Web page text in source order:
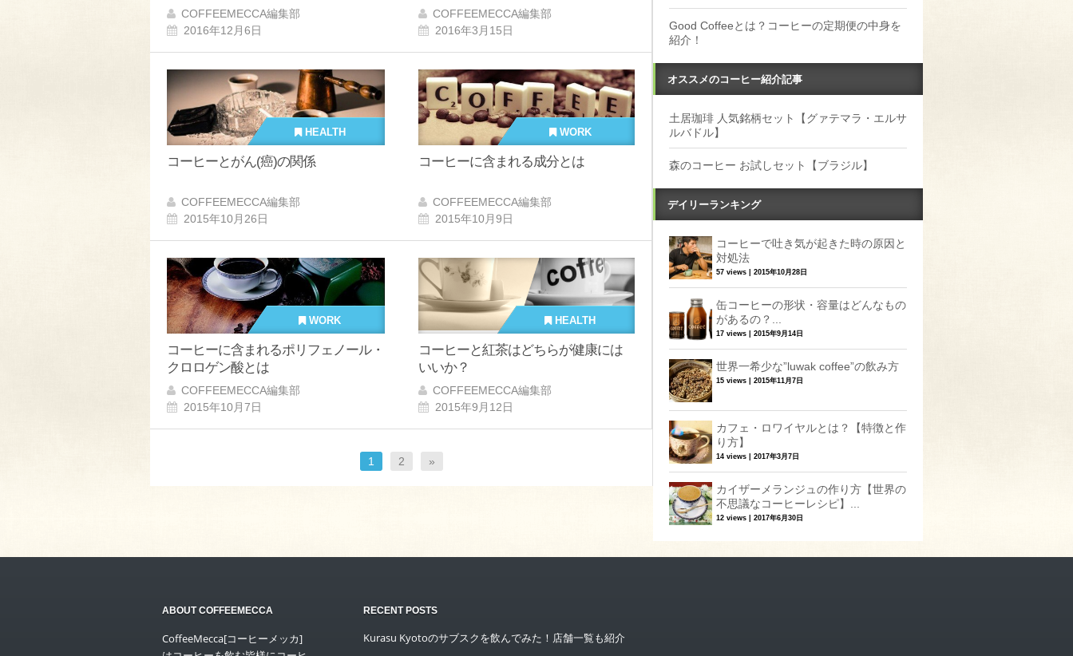
COFFEEMECCA編集部
2016年12月6日
COFFEEMECCA編集部
2016年3月15日
HEALTH
コーヒーとがん(癌)の関係
COFFEEMECCA編集部
2015年10月26日
WORK
コーヒーに含まれる成分とは
COFFEEMECCA編集部
2015年10月9日
WORK
コーヒーに含まれるポリフェノール・
クロロゲン酸とは
COFFEEMECCA編集部
2015年10月7日
HEALTH
コーヒーと紅茶はどちらが健康には
いいか？
COFFEEMECCA編集部
2015年9月12日
1 2 »
Good Coffeeとは？コーヒーの定期便の中身を
紹介！
オススメのコーヒー紹介記事
土居珈琲 人気銘柄セット【グァテマラ・エルサ
ルバドル】
森のコーヒー お試しセット【ブラジル】
デイリーランキング
コーヒーで吐き気が起きた時の原因と
対処法
57 views 2015年10月28日
缶コーヒーの形状・容量はどんなもの
があるの？...
17 views 2015年9月14日
世界一希少な”luwak coffee”の飲み方
15 views 2015年11月7日
カフェ・ロワイヤルとは？【特徴と作
り方】
14 views 2017年3月7日
カイザーメランジュの作り方【世界の
不思議なコーヒーレシピ】...
12 views 2017年6月30日
ABOUT COFFEEMECCA
CoffeeMecca[コーヒーメッカ]
RECENT POSTS
Kurasu Kyotoのサブスクを飲んでみた！店舗一覧も紹介